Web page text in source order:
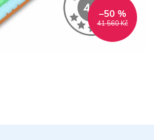
41 560 Kč
–50 %